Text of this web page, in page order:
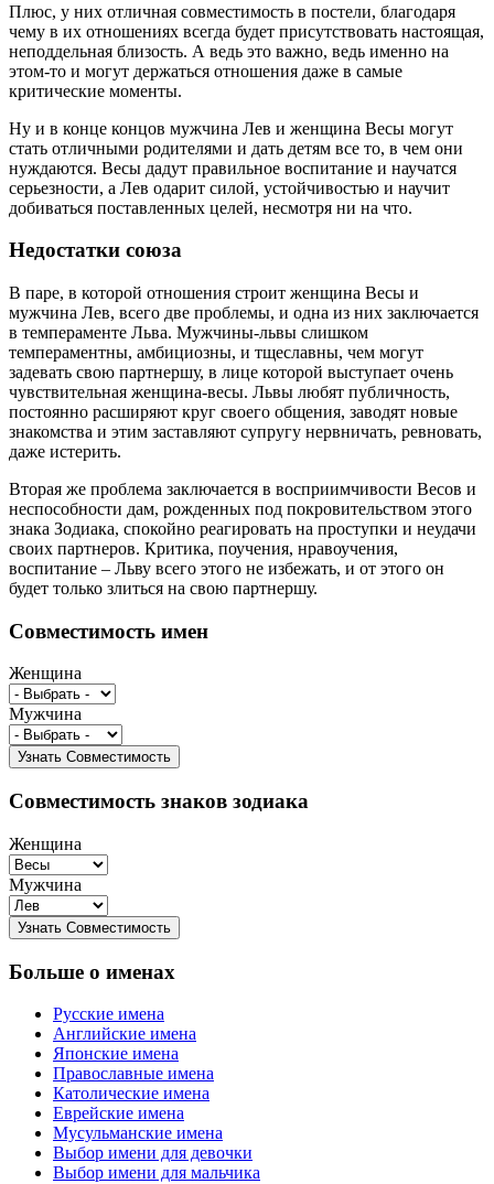
Плюс, у них отличная совместимость в постели, благодаря
чему в их отношениях всегда будет присутствовать настоящая,
неподдельная близость. А ведь это важно, ведь именно на
этом-то и могут держаться отношения даже в самые
критические моменты.
Ну и в конце концов мужчина Лев и женщина Весы могут
стать отличными родителями и дать детям все то, в чем они
нуждаются. Весы дадут правильное воспитание и научатся
серьезности, а Лев одарит силой, устойчивостью и научит
добиваться поставленных целей, несмотря ни на что.
Недостатки союза
В паре, в которой отношения строит женщина Весы и
мужчина Лев, всего две проблемы, и одна из них заключается
в темпераменте Льва. Мужчины-львы слишком
темпераментны, амбициозны, и тщеславны, чем могут
задевать свою партнершу, в лице которой выступает очень
чувствительная женщина-весы. Львы любят публичность,
постоянно расширяют круг своего общения, заводят новые
знакомства и этим заставляют супругу нервничать, ревновать,
даже истерить.
Вторая же проблема заключается в восприимчивости Весов и
неспособности дам, рожденных под покровительством этого
знака Зодиака, спокойно реагировать на проступки и неудачи
своих партнеров. Критика, поучения, нравоучения,
воспитание – Льву всего этого не избежать, и от этого он
будет только злиться на свою партнершу.
Совместимость имен
Женщина
Мужчина
Совместимость знаков зодиака
Женщина
Мужчина
Больше о именах
Русские имена
Английские имена
Японские имена
Православные имена
Католические имена
Еврейские имена
Мусульманские имена
Выбор имени для девочки
Выбор имени для мальчика